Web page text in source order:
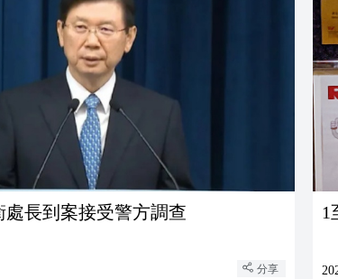
處長到案接受警方調查
分享
1